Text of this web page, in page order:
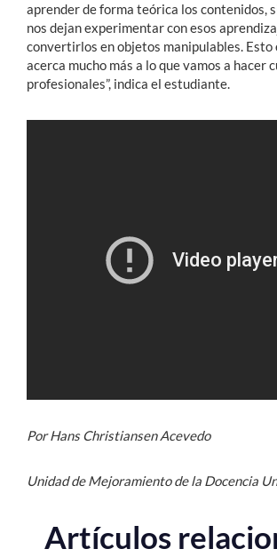
aprender de forma teórica los contenidos,
nos dejan experimentar con esos
convertirlos en objetos manipulables. Esto
acerca mucho más a lo que vamos a hacer
profesionales”, indica el estudiante.
Por Hans Christiansen Acevedo
Unidad de Mejoramiento de la Docencia
Artículos